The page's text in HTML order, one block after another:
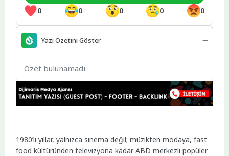
0 0 0 0 0
Yazı Özetini Göster
Özet bulunamadı.
1980’li yıllar, yalnızca sinema değil; müzikten modaya, fast
food kültüründen televizyona kadar ABD merkezli popüler